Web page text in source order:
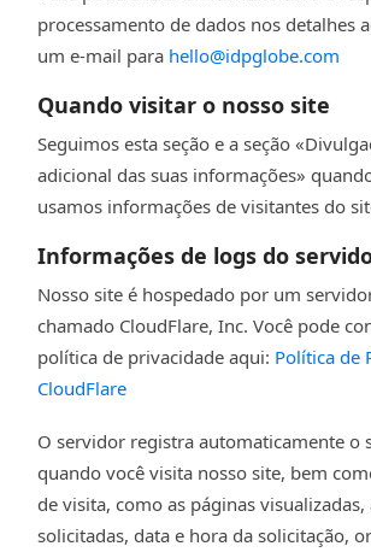
processamento de dados nos detalhes
um e-mail para hello@idpglobe.com
Quando visitar o nosso site
Seguimos esta seção e a seção
adicional das suas informações»
usamos informações de visitantes do
Informações de logs do
Nosso site é hospedado por um
chamado CloudFlare, Inc. Você pode
política de privacidade aqui: Política de
CloudFlare
O servidor registra automaticamente o
quando você visita nosso site, bem
de visita, como as páginas
solicitadas, data e hora da solicitação,